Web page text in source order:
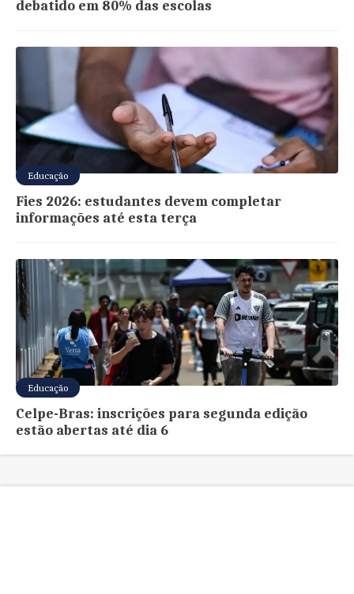
debatido em 80% das escolas
Educação
Fies 2026: estudantes devem completar
informações até esta terça
Educação
Celpe-Bras: inscrições para segunda edição
estão abertas até dia 6